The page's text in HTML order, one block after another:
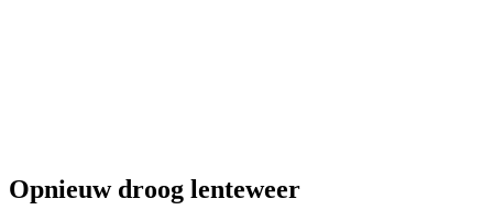
Opnieuw droog lenteweer